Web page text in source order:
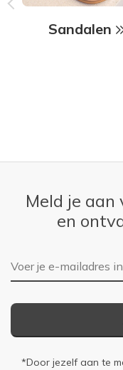
Sandalen
Meld je
en
E-mailadres
*Door jezelf aan te